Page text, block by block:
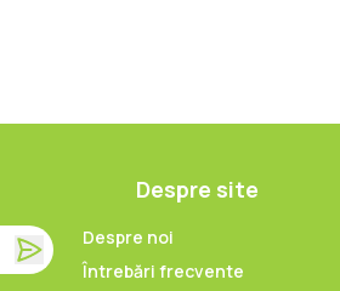
Despre site
Despre noi
Întrebări frecvente